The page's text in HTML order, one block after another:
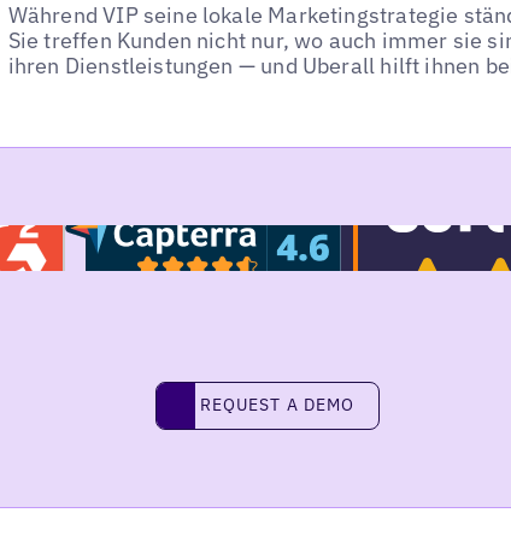
Während VIP seine lokale Marketingstrategie
Sie treffen Kunden nicht nur, wo auch immer sie
ihren Dienstleistungen — und Uberall hilft ihnen
request a demo
REQUEST A DEMO